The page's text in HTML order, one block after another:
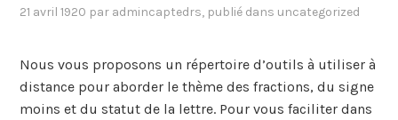
21 avril 1920 par admincaptedrs, publié dans uncategorized
Nous vous proposons un répertoire d’outils à utiliser à
distance pour aborder le thème des fractions, du signe
moins et du statut de la lettre. Pour vous faciliter dans